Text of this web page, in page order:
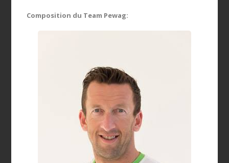
Composition du Team Pewag: